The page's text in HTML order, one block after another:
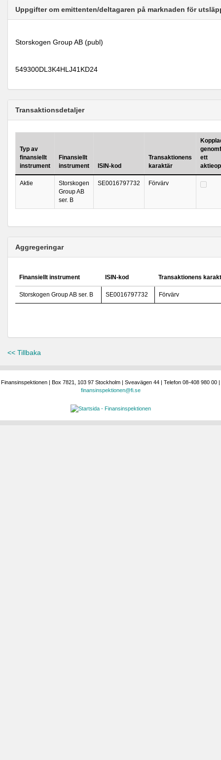
Uppgifter om emittenten/deltagaren på marknaden för
Storskogen Group AB (publ)
549300DL3K4HLJ41KD24
Transaktionsdetaljer
Typ av
finansiellt
instrument
Finansiellt
instrument
ISIN-kod
Transaktionens
karaktär
ett
Aktie
Storskogen
Group AB
ser. B
SE0016797732 Förvärv
Aggregeringar
Finansiellt instrument ISIN-kod Transaktionens
Storskogen Group AB ser. B SE0016797732 Förvärv
<< Tillbaka
Finansinspektionen | Box 7821, 103 97 Stockholm | Sveavägen 44 | Telefon 08-408 980 00 |
finansinspektionen@fi.se